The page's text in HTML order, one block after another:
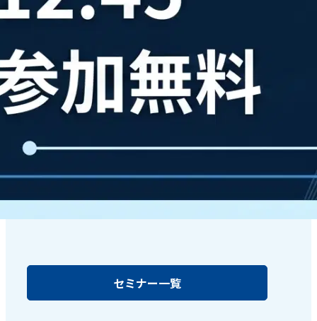
セミナー一覧